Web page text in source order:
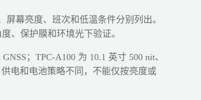
幕亮度、班次和低温条件分别列出。
、保护膜和环境光下验证。
；TPC-A100 为 10.1 英寸 500 nit、
电和电池策略不同，不能仅按亮度或